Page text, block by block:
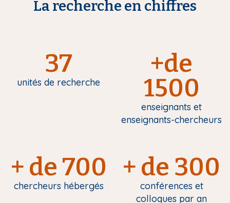
La recherche en chiffres
37
unités de recherche
+de
1500
enseignants et
enseignants-chercheurs
+ de 700
chercheurs hébergés
+ de 300
conférences et
colloques par an